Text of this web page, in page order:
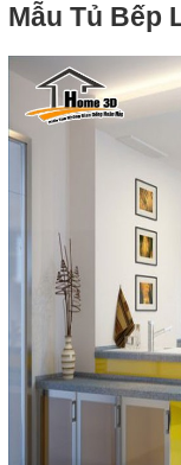
Mẫu Tủ Bếp